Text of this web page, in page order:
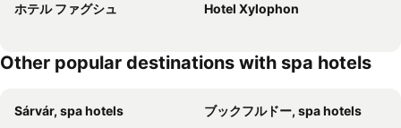
ホテル ファグシュ
Hotel Xylophon
Other popular destinations with spa hotels
Sárvár, spa hotels
ブックフルドー, spa hotels